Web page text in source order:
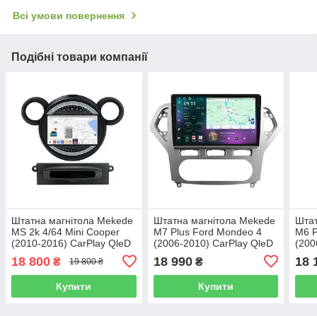
Всі умови повернення
Подібні товари компанії
Штатна магнітола Mekede
MS 2k 4/64 Mini Cooper
(2010-2016) CarPlay QleD
18 800 ₴ 19 800 ₴
Купити
Штатна магнітола Mekede
M7 Plus Ford Mondeo 4
(2006-2010) CarPlay QleD
18 990₴
Купити
M6
18